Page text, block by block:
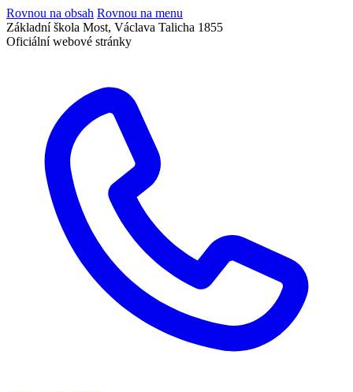
Rovnou na obsah Rovnou na menu
Základní škola Most, Václava Talicha 1855
Oficiální webové stránky